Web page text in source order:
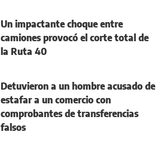
Un impactante choque entre
camiones provocó el corte total de
la Ruta 40
Detuvieron a un hombre acusado de
estafar a un comercio con
comprobantes de transferencias
falsos